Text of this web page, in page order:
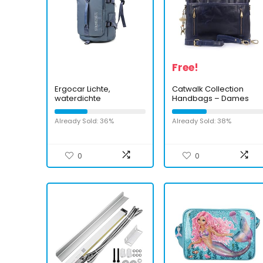
Ergocar Lichte,
waterdichte
wandelrugzak voor
dames, reistas, met
schoenentas, heren
outdoorrugzak,
sporttas, zachte
Already Sold: 36%
0
Free!
Catwalk Collection
Handbags – Dames
Leren
Briefcase/Aktetas
Cross Body – Dames
ADELE
Already Sold: 38%
0